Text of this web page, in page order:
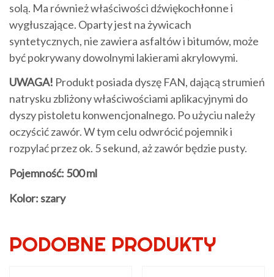
solą. Ma również właściwości dźwiękochłonne i
wygłuszające. Oparty jest na żywicach
syntetycznych, nie zawiera asfaltów i bitumów, może
być pokrywany dowolnymi lakierami akrylowymi.
UWAGA! Produkt posiada dyszę FAN, dającą strumień
natrysku zbliżony właściwościami aplikacyjnymi do
dyszy pistoletu konwencjonalnego. Po użyciu należy
oczyścić zawór. W tym celu odwrócić pojemnik i
rozpylać przez ok. 5 sekund, aż zawór będzie pusty.
Pojemność: 500 ml
Kolor: szary
PODOBNE PRODUKTY